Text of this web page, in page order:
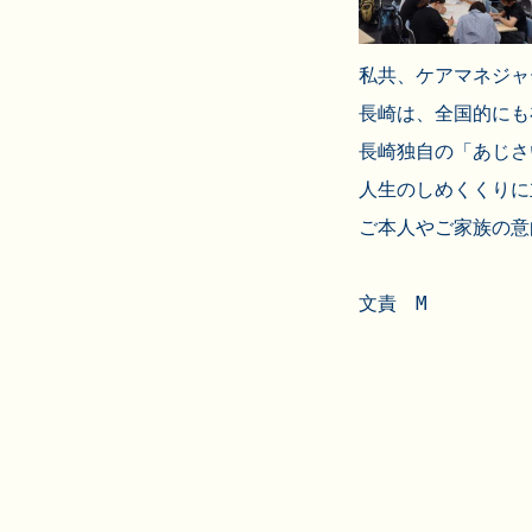
私共、ケアマネジ
長崎は、全国的に
長崎独自の「あじ
人生のしめくくり
文責　M